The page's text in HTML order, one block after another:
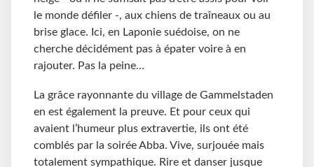
le monde défiler -, aux chiens de traîneaux ou au
brise glace. Ici, en Laponie suédoise, on ne
cherche décidément pas à épater voire à en
rajouter. Pas la peine…
La grâce rayonnante du village de Gammelstaden
en est également la preuve. Et pour ceux qui
avaient l’humeur plus extravertie, ils ont été
comblés par la soirée Abba. Vive, surjouée mais
totalement sympathique. Rire et danser jusque